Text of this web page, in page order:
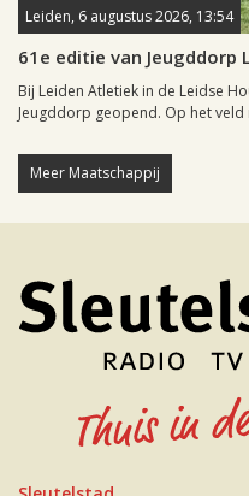
Leiden, 6 augustus 2026, 13:54
61e editie van Jeugddorp
Bij Leiden Atletiek in de Leidse
Jeugddorp geopend. Op het veld
Meer Maatschappij